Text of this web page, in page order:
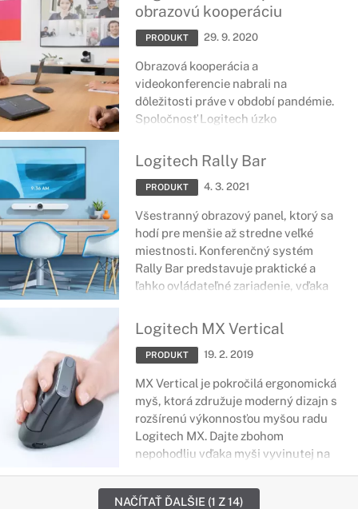
vo svojej triede.
obrazovú kooperáciu
PRODUKT 29. 9. 2020
Obrazová kooperácia a
videokonferencie nabrali na
dôležitosti práve v období pandémie.
Spoločnosť Logitech úzko
poskytujúcimi softvér a hardvér na
vytváranie kompatibilných
videokonferenčných riešení, vďaka
vzájomne spolupracujúce riešenia,
ktoré sa ľahko používajú a ľahko
implementujú.
Logitech Rally Bar
PRODUKT 4. 3. 2021
Všestranný obrazový panel, ktorý sa
hodí pre menšie až stredne veľké
miestnosti. Konferenčný systém
Rally Bar predstavuje praktické a
ľahko ovládateľné zariadenie, vďaka
videokonferencie bez najmenších
problémov.
Logitech MX Vertical
PRODUKT 19. 2. 2019
MX Vertical je pokročilá ergonomická
myš, ktorá združuje moderný dizajn s
rozšírenú výkonnosťou myšou radu
Logitech MX. Dajte zbohom
nepohodliu vďaka myši vyvinutej na
tlaku na zápästí a vylepšené polohe.
NAČÍTAŤ ĎALŠIE (1 Z 14)